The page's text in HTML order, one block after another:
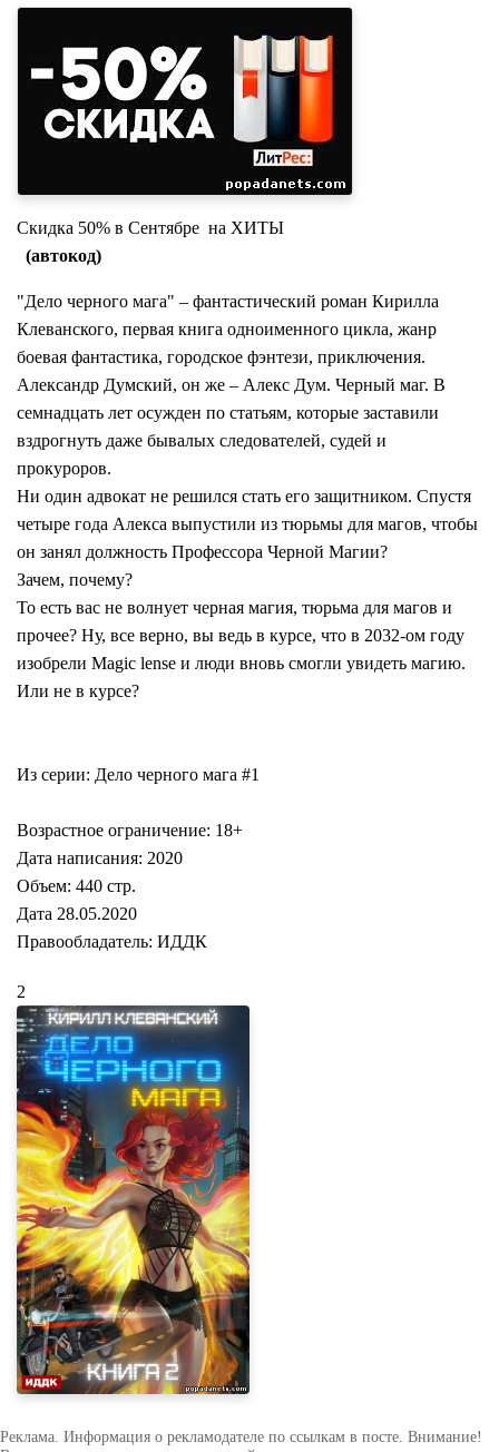
Скидка 50% в Сентябре на ХИТЫ
(автокод)
"Дело черного мага" – фантастический роман Кирилла
Клеванского, первая книга одноименного цикла, жанр
боевая фантастика, городское фэнтези, приключения.
Александр Думский, он же – Алекс Дум. Черный маг. В
семнадцать лет осужден по статьям, которые заставили
вздрогнуть даже бывалых следователей, судей и
прокуроров.
Ни один адвокат не решился стать его защитником. Спустя
четыре года Алекса выпустили из тюрьмы для магов, чтобы
он занял должность Профессора Черной Магии?
Зачем, почему?
То есть вас не волнует черная магия, тюрьма для магов и
прочее? Ну, все верно, вы ведь в курсе, что в 2032-ом году
изобрели Magic lense и люди вновь смогли увидеть магию.
Или не в курсе?
Из серии: Дело черного мага #1
Возрастное ограничение: 18+
Дата написания: 2020
Объем: 440 стр.
Дата 28.05.2020
Правообладатель: ИДДК
2
Реклама. Информация о рекламодателе по ссылкам в посте. Внимание!